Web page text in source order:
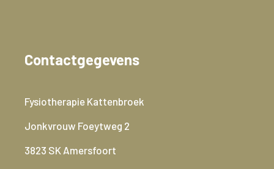
Contactgegevens
Fysiotherapie Kattenbroek
Jonkvrouw Foeytweg 2
3823 SK Amersfoort